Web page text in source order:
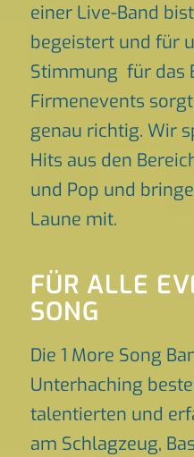
einer Live-Band
begeistert und für
Stimmung für das
Firmenevents
genau richtig. Wir
Hits aus den
und Pop und
Laune mit.
FÜR ALLE
SONG
Die 1 More Song
Unterhaching
talentierten und
am Schlagzeug,